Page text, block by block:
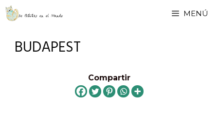
Saltar
MENÚ
BUDAPEST
Compartir